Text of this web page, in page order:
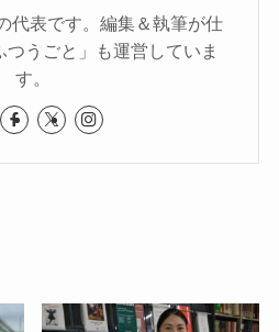
代表です。編集＆執筆が仕
うごと」も運営していま
す。